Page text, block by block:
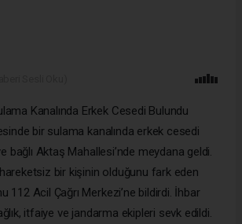
Kanalında Erkek Cesedi Bulundu
bir sulama kanalında erkek cesedi
bağlı Aktaş Mahallesi’nde meydana geldi.
bir kişinin olduğunu fark eden
112 Acil Çağrı Merkezi’ne bildirdi. İhbar
itfaiye ve jandarma ekipleri sevk edildi.